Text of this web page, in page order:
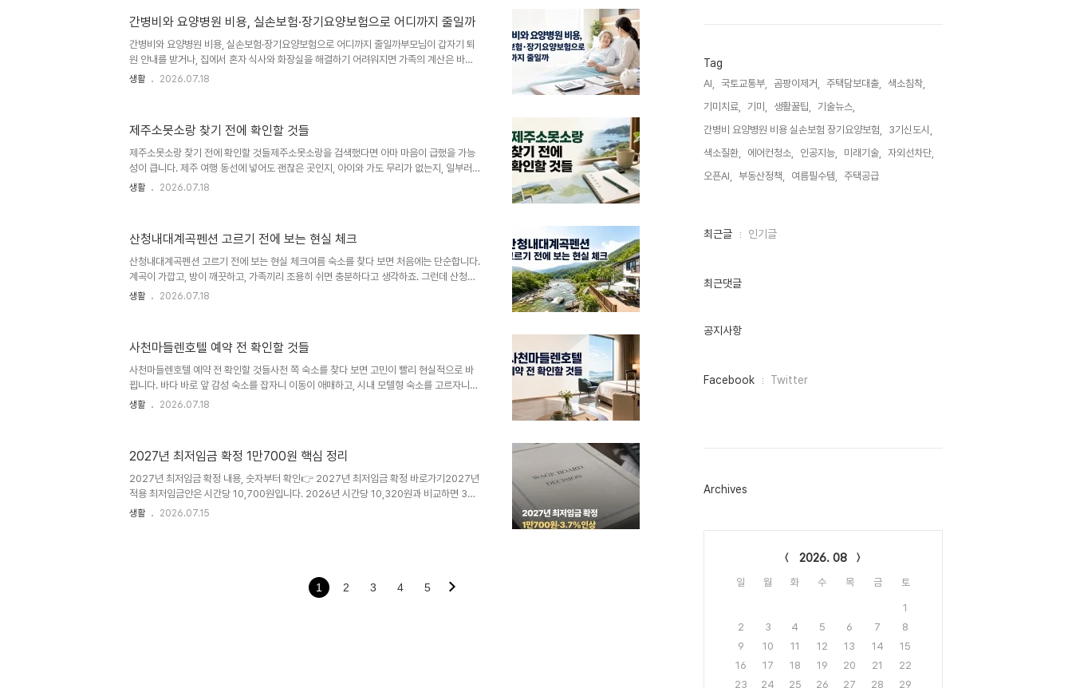
냉방 중 문단속먼지 쌓인 필터공기 흐름이 줄어 냉방이 느려짐필터 상태 확인막힌 실외기
주변실내 열을 밖으로 내보내기 어려움박스·화분·빨래 치우기처음부터 18~20℃로 맞추
면 빨리 시원해질 것 같지..
간병비와 요양병원 비용, 실손보험·장기요양보험으로 어디까지 줄일까
간병비와 요양병원 비용, 실손보험·장기요양보험으로 어디까지 줄일까부모님이 갑자기 퇴
원 안내를 받거나, 집에서 혼자 식사와 화장실을 해결하기 어려워지면 가족의 계산은 바로
현실이 됩니다. 병원비보다 더 먼저 묻는 말이 있습니다. “간병인은 써야 하나요, 한 달에 얼
이 글은 요양병원, 요양원, 장기요양보험, 실손보험을 한 줄로 섞지 않고 분리해서 보는 글
입니다. 지금 당장 가족회의를 해야 하는 분이 “어디에 전화하고, 어떤 서류를 챙기고, 어떤
비..
생활 2026.07.18
제주소못소랑 찾기 전에 확인할 것들
제주소못소랑 찾기 전에 확인할 것들제주소못소랑을 검색했다면 아마 마음이 급했을 가능
성이 큽니다. 제주 여행 동선에 넣어도 괜찮은 곳인지, 아이와 가도 무리가 없는지, 일부러
시간을 내서 들를 만한지 먼저 감을 잡고 싶었을 겁니다.저는 제주 관련 장소를 볼 때 이름
준으로 정리했습니다. 특정 후기를 그대로 믿기보다, 내가 가려는 날짜와 동선에 맞춰 판단
하는 흐름을 잡는 데 초점을 뒀습니다. 이게 핵심이에요.빠른 요약방문 전 공식 채널이나 최
신 ..
생활 2026.07.18
산청내대계곡펜션 고르기 전에 보는 현실 체크
산청내대계곡펜션 고르기 전에 보는 현실 체크여름 숙소를 찾다 보면 처음에는 단순합니다.
계곡이 가깝고, 방이 깨끗하고, 가족끼리 조용히 쉬면 충분하다고 생각하죠. 그런데 산청내
대계곡펜션을 검색하기 시작하면 금세 질문이 늘어납니다. 물놀이하기 좋은 위치인지, 아이
이 다릅니다. 도착해서야 “생각보다 멀다”는 말을 하면 이미 하루 일정이 흔들립니다.이 글
은 산청내대계곡펜션을 처음 알아보는 사람을 기준으로 썼습니다. 특정 숙소를 단정해서
추..
생활 2026.07.18
사천마들렌호텔 예약 전 확인할 것들
사천마들렌호텔 예약 전 확인할 것들사천 쪽 숙소를 찾다 보면 고민이 빨리 현실적으로 바
뀝니다. 바다 바로 앞 감성 숙소를 잡자니 이동이 애매하고, 시내 모텔형 숙소를 고르자니
여행 기분이 덜 납니다. 아이와 같이 가거나 부모님을 모시고 가는 일정이면 “잠만 자는
“도착해서 다시 운전해야 하는 시간이 얼마나 줄어드나”였습니다.이 글은 사천마들렌호텔
을 예약 후보에 올린 사람이 실제로 체크해야 할 순서대로 정리했습니다. 주소, 객실 구조,
식사..
생활 2026.07.18
2027년 최저임금 확정 1만700원 핵심 정리
2027년 최저임금 확정 내용, 숫자부터 확인👉 2027년 최저임금 확정 바로가기2027년
적용 최저임금안은 시간당 10,700원입니다. 2026년 시간당 10,320원과 비교하면 380
원 오른 금액입니다.구분2026년2027년 적용안차이시간급10,320원10,700원380원
전이라면 ‘2027년 적용 최저임금 의결안’으로 이해하는 ..
생활 2026.07.15
1 2 3 4 5
Tag
AI, 국토교통부, 곰팡이제거, 주택담보대출,
색소침착,
기미치료,
기미, 생활꿀팁,
기술뉴스,
간병비 요양병원 비용 실손보험 장기요양보험,
3기신도시,
색소질환,
에어컨청소, 인공지능, 미래기술,
자외선차단,
오픈AI,
부동산정책, 여름필수템, 주택공급,
최
인
최근글 인기글
최근댓글
공지사항
페
그
Facebook Twitter
Archives
2026. 08
일 월 화 수 목 금 토
1
2
3 4 5 6 7
8
9
10 11 12 13 14
15
16
17 18 19 20 21
22
23
24 25 26 27 28
29